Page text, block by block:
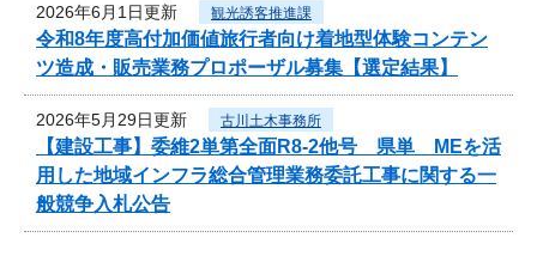
2026年6月1日更新 観光誘客推進課
令和8年度高付加価値旅行者向け着地型体験コンテン
ツ造成・販売業務プロポーザル募集【選定結果】
2026年5月29日更新 古川土木事務所
【建設工事】委維2単第全面R8-2他号 県単 MEを活
用した地域インフラ総合管理業務委託工事に関する一
般競争入札公告